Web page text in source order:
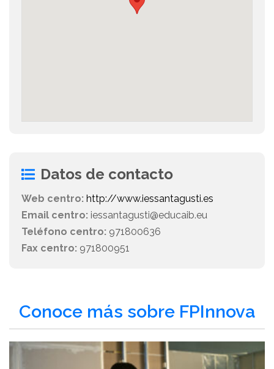
Datos de contacto
Web centro: http://www.iessantagusti.es
Email centro: iessantagusti@educaib.eu
Teléfono centro: 971800636
Fax centro: 971800951
Conoce más sobre FPInnova